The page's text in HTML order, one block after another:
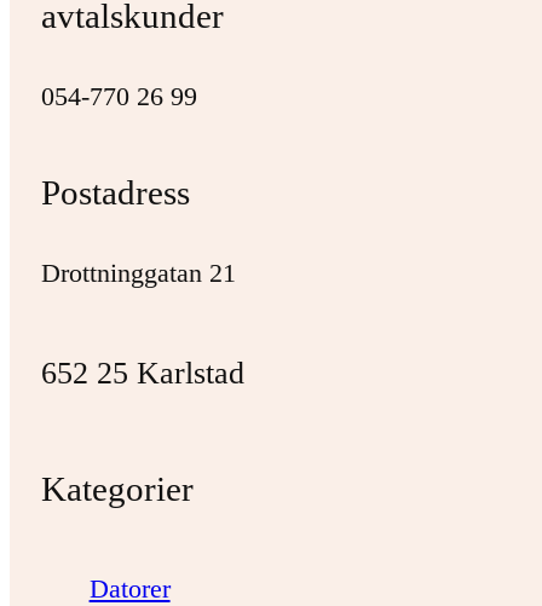
avtalskunder
054-770 26 99
Postadress
Drottninggatan 21
652 25 Karlstad
Kategorier
Datorer